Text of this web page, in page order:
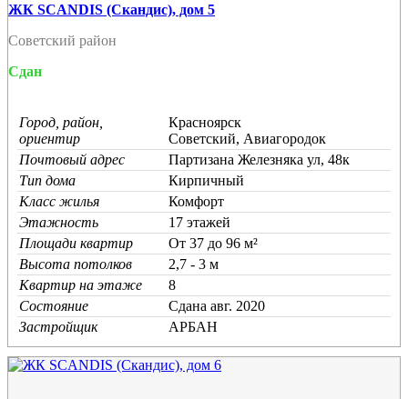
ЖК SCANDIS (Скандис), дом 5
Советский район
Сдан
Город, район,
ориентир
Красноярск
Советский, Авиагородок
Почтовый адрес
Партизана Железняка ул, 48к
Тип дома
Кирпичный
Класс жилья
Комфорт
Этажность
17 этажей
Площади квартир
От 37 до 96 м²
Высота потолков
2,7 - 3 м
Квартир на этаже
8
Состояние
Cдана авг. 2020
Застройщик
АРБАН